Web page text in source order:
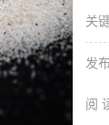
关
发
阅